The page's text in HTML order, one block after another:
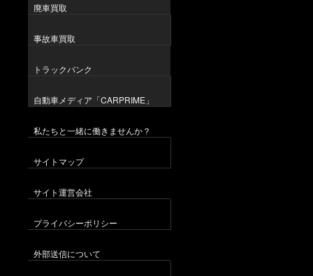
廃車買取
事故車買取
トラックバンク
自動車メディア「CARPRIME」
私たちと一緒に働きませんか？
サイトマップ
サイト運営会社
プライバシーポリシー
外部送信について